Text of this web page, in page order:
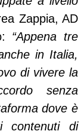
Zappia, AD
“Appena tre
in Italia,
di vivere la
senza
dove è
contenuti di